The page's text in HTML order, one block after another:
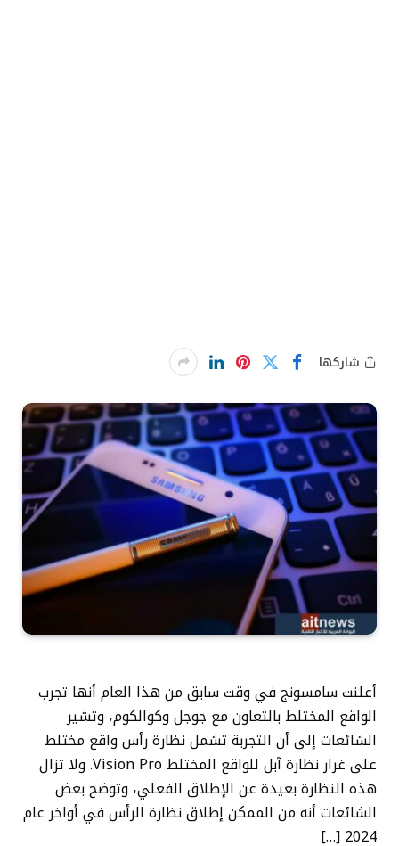
شاركها
أعلنت سامسونج في وقت سابق من هذا العام أنها تجرب
الواقع المختلط بالتعاون مع جوجل وكوالكوم، وتشير
الشائعات إلى أن التجربة تشمل نظارة رأس واقع مختلط
على غرار نظارة آبل للواقع المختلط Vision Pro. ولا تزال
هذه النظارة بعيدة عن الإطلاق الفعلي، وتوضح بعض
الشائعات أنه من الممكن إطلاق نظارة الرأس في أواخر عام
2024 […]